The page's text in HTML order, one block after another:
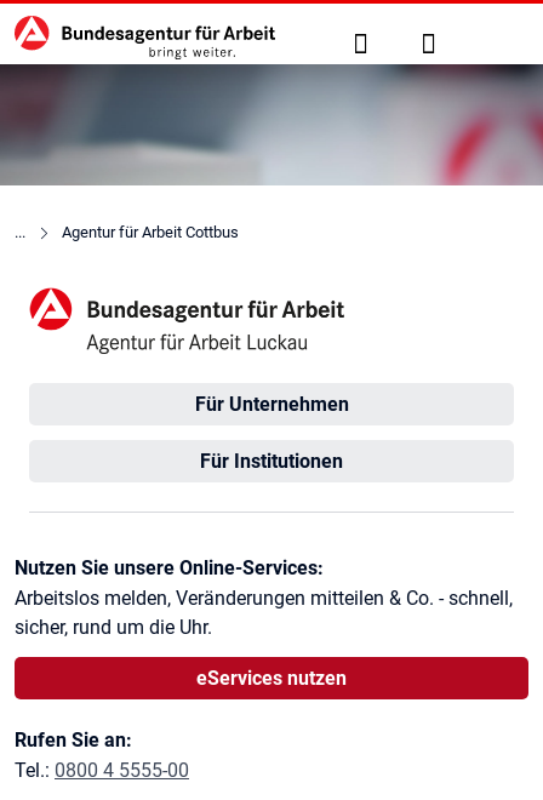
zu den Hauptinhalten springen
Hauptnavigation Suche Anmelden
Agentur für Arbeit Cottbus
Agentur für Arbeit Luckau
Für Unternehmen
Für Institutionen
Kontaktinformationen
Nutzen Sie unsere Online-Services:
Arbeitslos melden, Veränderungen mitteilen & Co. - schnell,
sicher, rund um die Uhr.
eServices nutzen
Rufen Sie an:
Tel.: 0800 4 5555-00